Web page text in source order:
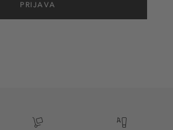
PRIJAVA